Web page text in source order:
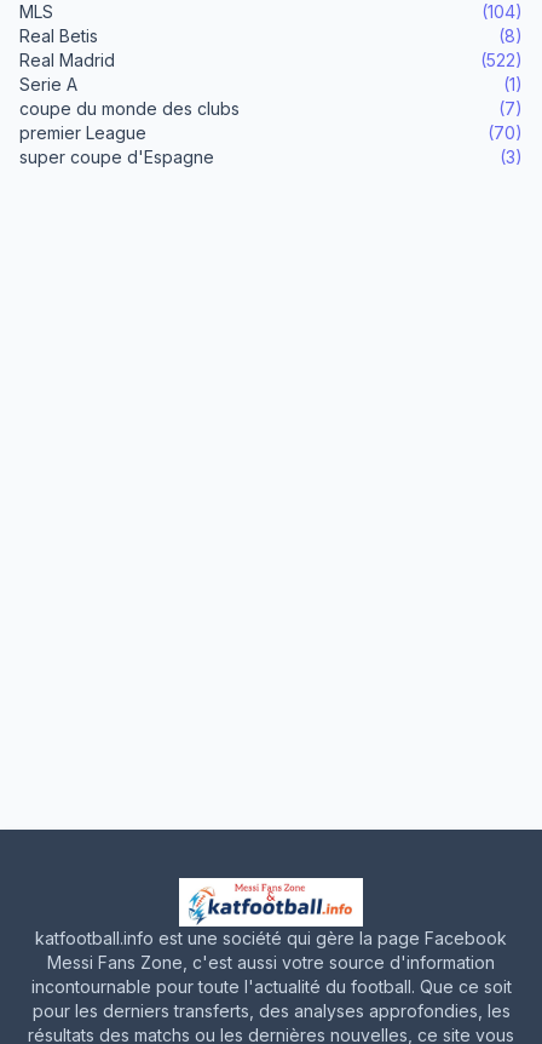
MLS
(104)
Real Betis
(8)
Real Madrid
(522)
Serie A
(1)
coupe du monde des clubs
(7)
premier League
(70)
super coupe d'Espagne
(3)
katfootball.info est une société qui gère la page Facebook
Messi Fans Zone, c'est aussi votre source d'information
incontournable pour toute l'actualité du football. Que ce soit
pour les derniers transferts, des analyses approfondies, les
résultats des matchs ou les dernières nouvelles, ce site vous